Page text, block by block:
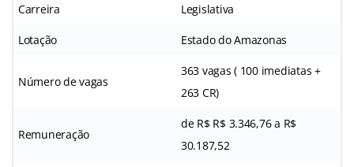
Carreira Legislativa
Lotação Estado do Amazonas
Número de vagas
363 vagas ( 100 imediatas +
263 CR)
Remuneração
de R$ R$ 3.346,76 a R$
30.187,52